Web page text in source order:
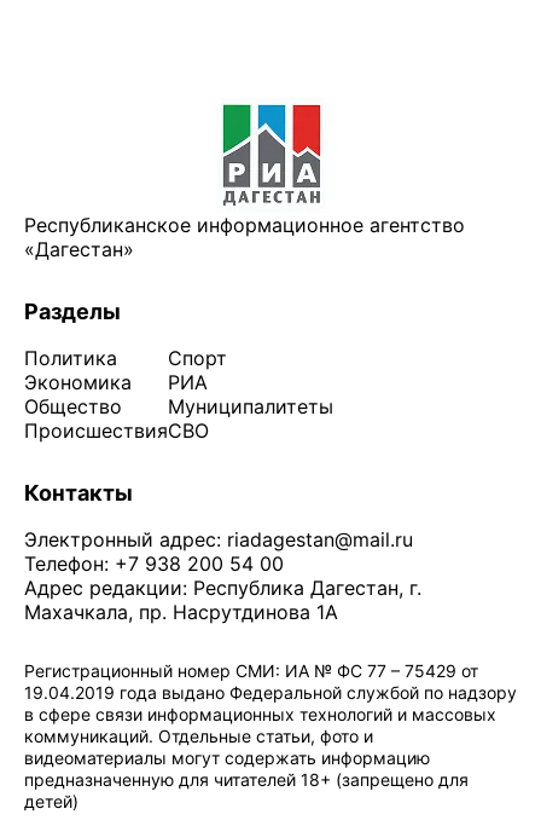
Республиканское информационное агентство
«Дагестан»
Разделы
Политика
Экономика
Общество
Происшествия
Спорт
РИА
Муниципалитеты
СВО
Контакты
Электронный адрес: riadagestan@mail.ru
Телефон: +7 938 200 54 00
Адрес редакции: Республика Дагестан, г.
Махачкала, пр. Насрутдинова 1А
Регистрационный номер СМИ: ИА № ФС 77 – 75429 от
19.04.2019 года выдано Федеральной службой по надзору
в сфере связи информационных технологий и массовых
коммуникаций. Отдельные статьи, фото и
видеоматериалы могут содержать информацию
предназначенную для читателей 18+ (запрещено для
детей)